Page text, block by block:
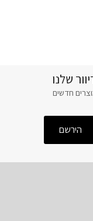
שלנו
חדשים